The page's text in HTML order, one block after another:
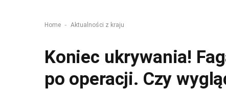
Home - Aktualności z kraju
Koniec ukrywania!
po operacji. Czy